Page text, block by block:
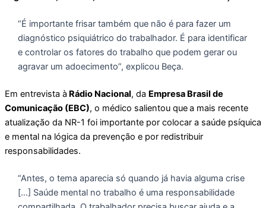
“É importante frisar também que não é para fazer um
diagnóstico psiquiátrico do trabalhador. É para identificar
e controlar os fatores do trabalho que podem gerar ou
agravar um adoecimento”, explicou Beça.
Em entrevista à Rádio Nacional, da Empresa Brasil de
Comunicação (EBC), o médico salientou quea mais recente
atualização da NR-1 foi importante por colocar a saúde psíquica
e mental na lógica da prevenção e por redistribuir
responsabilidades.
“Antes, o tema aparecia só quando já havia alguma crise
[…] Saúde mental no trabalho é uma responsabilidade